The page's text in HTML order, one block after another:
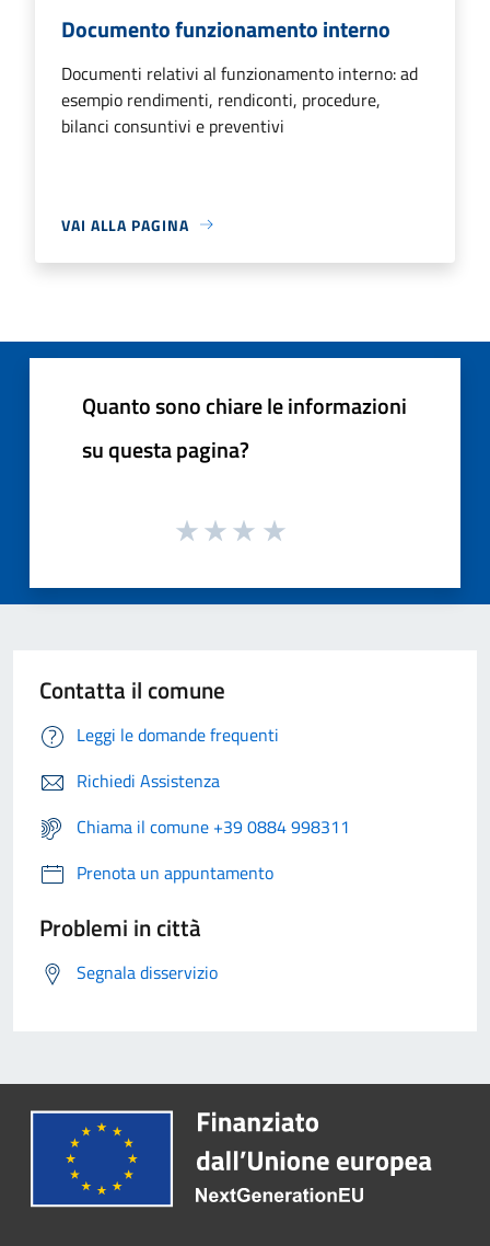
Documento funzionamento interno
Documenti relativi al funzionamento interno: ad
esempio rendimenti, rendiconti, procedure,
bilanci consuntivi e preventivi
VAI ALLA PAGINA
Quanto sono chiare le informazioni
su questa pagina?
Contatta il comune
Leggi le domande frequenti
Richiedi Assistenza
Chiama il comune +39 0884 998311
Prenota un appuntamento
Problemi in città
Segnala disservizio